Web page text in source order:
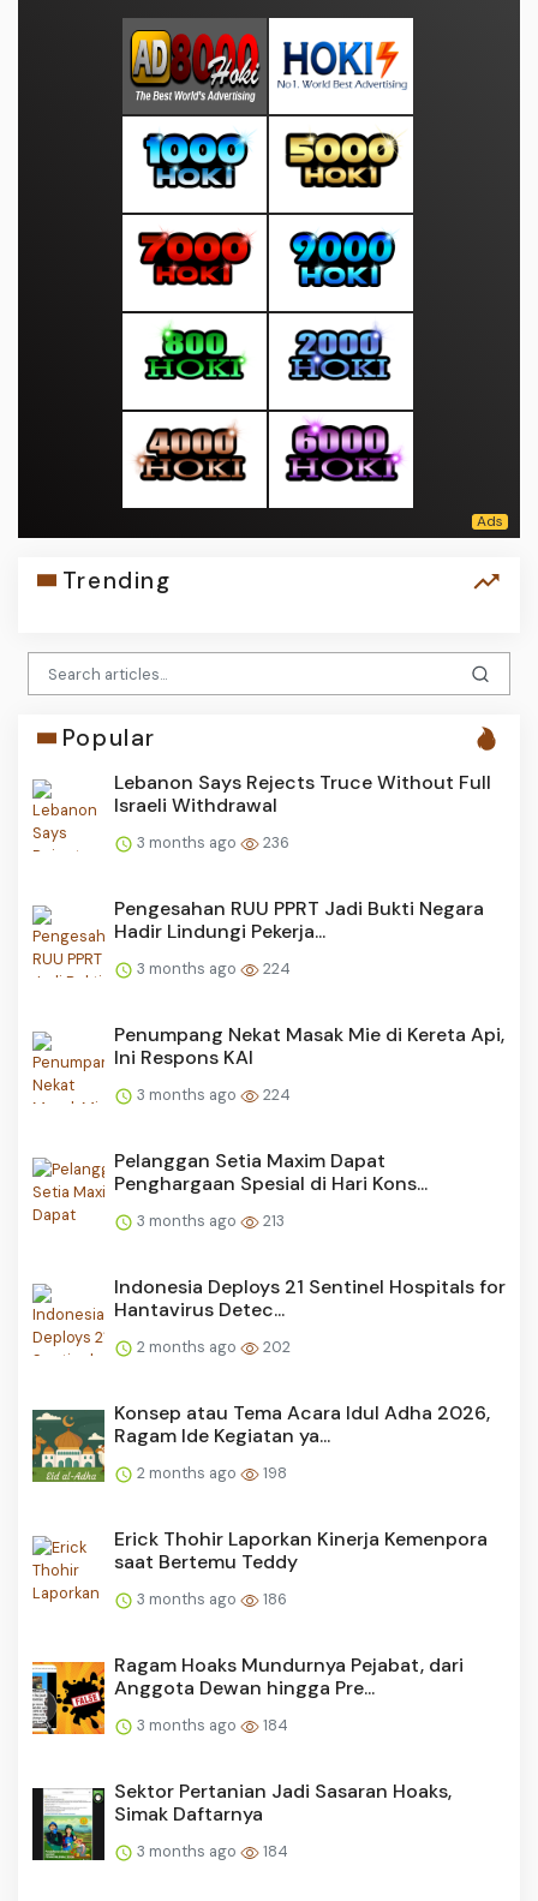
Trending
Popular
Lebanon Says Rejects Truce Without Full
Israeli Withdrawal
3 months ago 236
Pengesahan RUU PPRT Jadi Bukti Negara
Hadir Lindungi Pekerja...
3 months ago 224
Penumpang Nekat Masak Mie di Kereta Api,
Ini Respons KAI
3 months ago 224
Pelanggan Setia Maxim Dapat
Penghargaan Spesial di Hari Kons...
3 months ago 213
Indonesia Deploys 21 Sentinel Hospitals for
Hantavirus Detec...
2 months ago 202
Konsep atau Tema Acara Idul Adha 2026,
Ragam Ide Kegiatan ya...
2 months ago 198
Erick Thohir Laporkan Kinerja Kemenpora
saat Bertemu Teddy
3 months ago 186
Ragam Hoaks Mundurnya Pejabat, dari
Anggota Dewan hingga Pre...
3 months ago 184
Sektor Pertanian Jadi Sasaran Hoaks,
Simak Daftarnya
3 months ago 184